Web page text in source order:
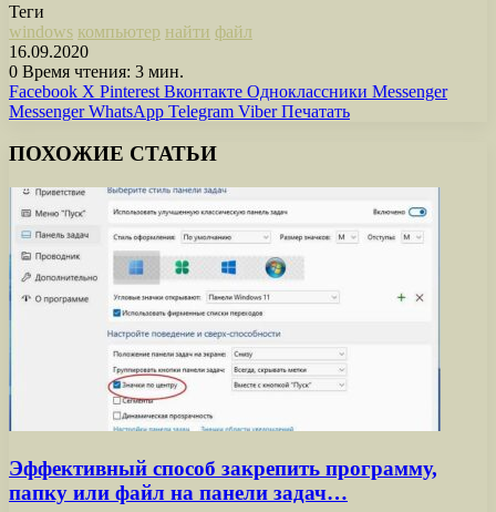
Теги
windows компьютер найти файл
16.09.2020
0 Время чтения: 3 мин.
Facebook X Pinterest Вконтакте Одноклассники Messenger
Messenger WhatsApp Telegram Viber Печатать
ПОХОЖИЕ СТАТЬИ
Эффективный способ закрепить программу,
папку или файл на панели задач…